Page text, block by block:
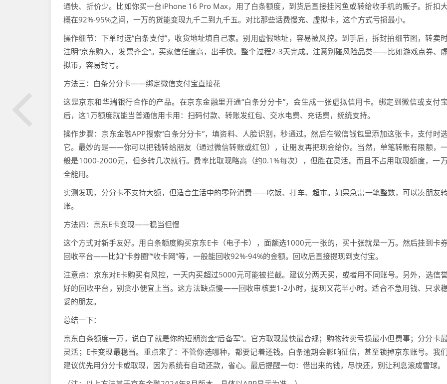
通快、折价少。比如你买一台iPhone 16 Pro Max，用了白条额度，到货后直接挂闲鱼或转给收手机的贩子。折扣大
概在92%-95%之间，一万的货能变现九千二到九千五。对比那些话费慢充、虚拟卡，这个方式亏损最小。
操作细节：下单时选“白条支付”，收货地址填自己家。别用虚假地址，容易被风控。到手后，拆封拍细节图，转卖
注明“京东购入，发票齐全”。买家信任度高，出手快。整个过程2-3天完成。注意别碰风险品类——比如游戏点券、虚
拟币，容易封号。
方法三：白条分分卡——绑定微信支付宝直接花
这是京东和华瑞银行合作的产品。在京东金融里开通“白条分分卡”，会生成一张虚拟信用卡。绑定到微信或支付宝
后，这1万额度就能当普通信用卡用：扫码付款、转账发红包、交水电费、充话费，统统支持。
操作步骤：京东金融APP搜索“白条分分卡”，填资料、人脸识别，秒通过。然后在微信钱包里添加这张卡，支付时
它。最妙的是——你可以把钱转给朋友（通过微信转账或红包），让朋友再把现金给你。当然，单笔转账有限额，
般是1000-2000元，但多转几次就行。费率比取现略高（约0.1%每次），但胜在灵活。而且不占用取现额度，一万
全能用。
实测发现，分分卡不支持大额，但适合生活中的零碎消费——吃饭、打车、超市。如果急需一笔整数，可以凑朋友
账。
方法四：京东E卡变现——稳当但慢
这个方式对新手友好。用白条额度购买京东E卡（电子卡），面额选1000元一张的，买十张就是一万。然后挂到卡
回收平台——比如“卡券圈”“收卡网”等，一般能回收92%-94%的金额。回收后直接提现到支付宝。
注意点：京东对E卡购买有风控，一天内买超过5000元可能被拦截。建议分两天买，或者用不同账号。另外，选信
好的回收平台，别贪小便宜上当。这方法缺点慢——回收审核要1-2小时，提现又花半小时。适合不急用钱、只求稳
妥的朋友。
总结一下：
京东白条额度一万，说白了就是你的短期资金“后备军”。官方取现最快最合规；购物转卖亏损最小但费事；分分卡
灵活；E卡变现最稳当。重点来了：不管你选哪种，都要记着还钱。白条逾期会影响征信，甚至锁掉京东账号。我们
建议优先用分分卡或取现，因为系统有自动还款，省心。最后提醒一句：借出来的钱，尽快还，别让利息滚成雪球。